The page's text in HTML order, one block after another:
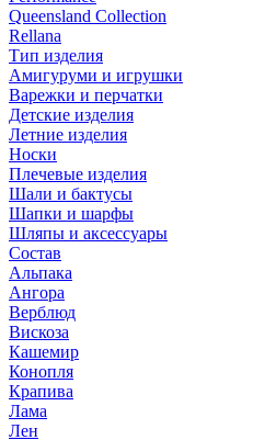
Queensland Collection
Rellana
Тип изделия
Амигуруми и игрушки
Варежки и перчатки
Детские изделия
Летние изделия
Носки
Плечевые изделия
Шали и бактусы
Шапки и шарфы
Шляпы и аксессуары
Состав
Альпака
Ангора
Верблюд
Вискоза
Кашемир
Конопля
Крапива
Лама
Лен